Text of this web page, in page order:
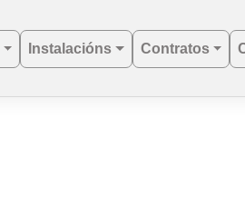
Instalacións Contratos